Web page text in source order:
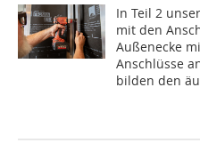
In Teil 2
mit den
Außenecke
Anschlüsse
bilden den